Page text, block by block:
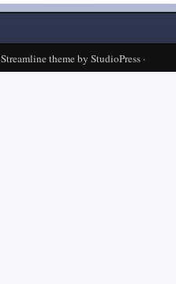
Streamline themeby StudioPress·